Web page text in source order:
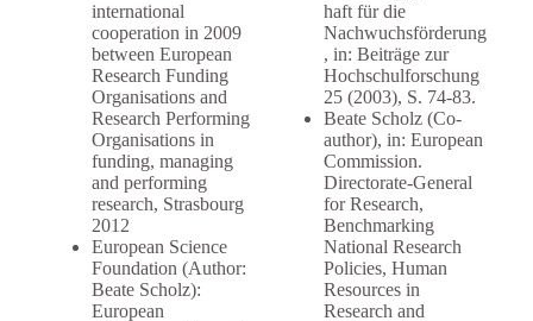
international
cooperation in 2009
between European
Research Funding
Organisations and
Research Performing
Organisations in
funding, managing
and performing
research, Strasbourg
2012
European Science
Foundation (Author:
Beate Scholz):
European
haft für die
Nachwuchsförderung
, in: Beiträge zur
Hochschulforschung
25 (2003), S. 74-83.
Beate Scholz (Co-
author), in: European
Commission.
Directorate-General
for Research,
Benchmarking
National Research
Policies, Human
Resources in
Research and